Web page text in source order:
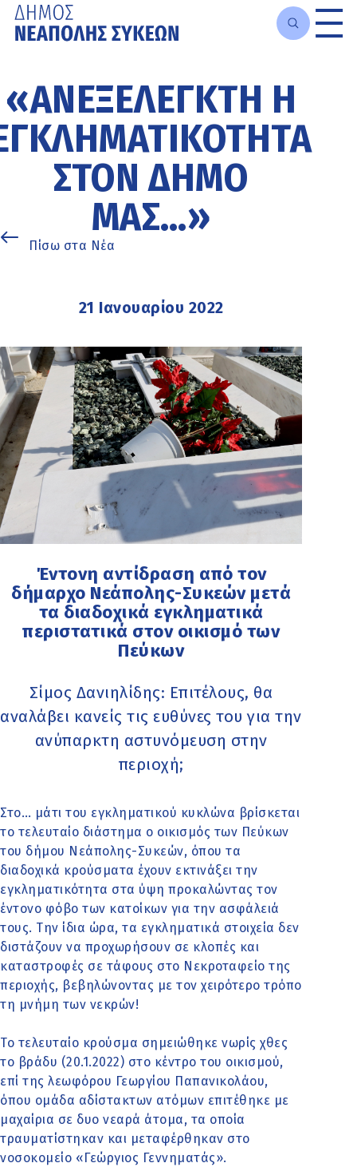
κυρίως
περιεχόμενο
«ΑΝΕΞΈΛΕΓΚΤΗ Η
ΣΤΟΝ ΔΉΜΟ
ΜΑΣ…»
Πίσω στα Νέα
21 Ιανουαρίου 2022
Έντονη αντίδραση από τον
δήμαρχο Νεάπολης-Συκεών μετά
τα διαδοχικά εγκληματικά
περιστατικά στον οικισμό των
Πεύκων
Σίμος Δανιηλίδης: Επιτέλους, θα
αναλάβει κανείς τις ευθύνες του για την
ανύπαρκτη αστυνόμευση στην
περιοχή;
Στο… μάτι του εγκληματικού κυκλώνα βρίσκεται
το τελευταίο διάστημα ο οικισμός των Πεύκων
του δήμου Νεάπολης-Συκεών, όπου τα
διαδοχικά κρούσματα έχουν εκτινάξει την
εγκληματικότητα στα ύψη προκαλώντας τον
έντονο φόβο των κατοίκων για την ασφάλειά
τους. Την ίδια ώρα, τα εγκληματικά στοιχεία δεν
διστάζουν να προχωρήσουν σε κλοπές και
καταστροφές σε τάφους στο Νεκροταφείο της
περιοχής, βεβηλώνοντας με τον χειρότερο τρόπο
τη μνήμη των νεκρών!
Το τελευταίο κρούσμα σημειώθηκε νωρίς χθες
το βράδυ (20.1.2022) στο κέντρο του οικισμού,
επί της λεωφόρου Γεωργίου Παπανικολάου,
όπου ομάδα αδίστακτων ατόμων επιτέθηκε με
μαχαίρια σε δυο νεαρά άτομα, τα οποία
τραυματίστηκαν και μεταφέρθηκαν στο
νοσοκομείο «Γεώργιος Γεννηματάς».